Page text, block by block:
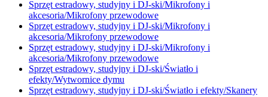
Sprzęt estradowy, studyjny i DJ-ski/Mikrofony i
akcesoria/Mikrofony przewodowe
Sprzęt estradowy, studyjny i DJ-ski/Mikrofony i
akcesoria/Mikrofony przewodowe
Sprzęt estradowy, studyjny i DJ-ski/Mikrofony i
akcesoria/Mikrofony przewodowe
Sprzęt estradowy, studyjny i DJ-ski/Światło i
efekty/Wytwornice dymu
Sprzęt estradowy, studyjny i DJ-ski/Światło i efekty/Skanery